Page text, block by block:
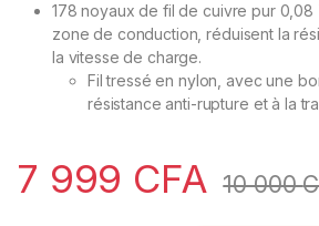
178 noyaux de fil de cuivre pur 0,08
zone de conduction, réduisent la
la vitesse de charge.
Fil tressé en nylon, avec une
résistance anti-rupture et à la
7 999 CFA 10 000